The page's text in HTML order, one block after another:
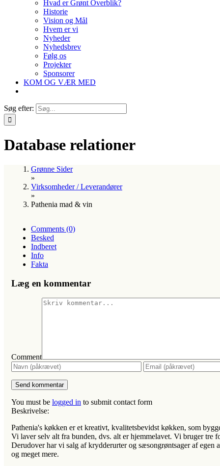
Hvad er Grønt Overblik?
Historie
Vision og Mål
Hvem er vi
Nyheder
Nyhedsbrev
Følg os
Projekter
Sponsorer
KOM OG VÆR MED
Søg efter:
Database relationer
Grønne Sider
»
Virksomheder / Leverandører
»
Pathenia mad & vin
Comments (0)
Besked
Indberet
Info
Fakta
Læg en kommentar
Comment
You must be logged in to submit contact form
Beskrivelse:
Pathenia's køkken er et kreativt, kvalitetsbevidst køkken, som
Vi laver selv alt fra bunden, dvs. alt er hjemmelavet. Vi bruger tre
Derudover har vi salg af krydderurter og sæsongrøntsager af egen
og meget mere.